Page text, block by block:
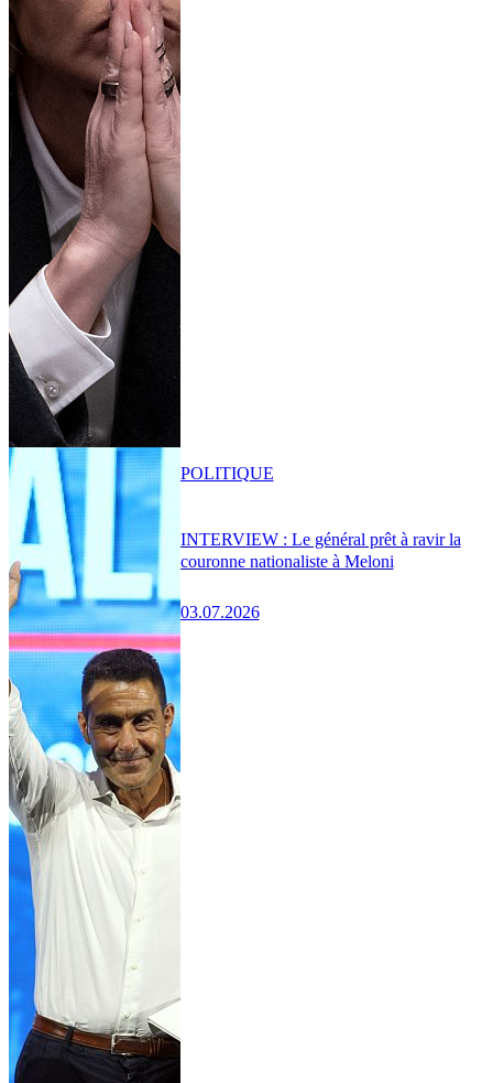
INTERVIEW : Le général prêt à ravir la
couronne nationaliste à Meloni
03.07.2026
POLITIQUE